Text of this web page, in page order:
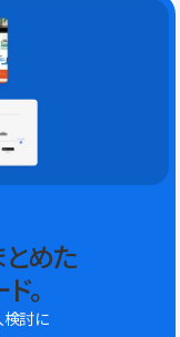
とめた
。
検討に